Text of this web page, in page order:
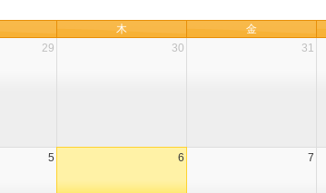
木 金
29 30 31
5 6 7